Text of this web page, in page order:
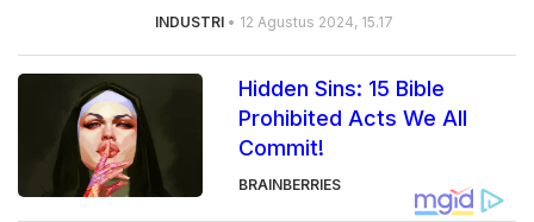
INDUSTRI • 12 Agustus 2024, 15.17
Hidden Sins: 15 Bible
Prohibited Acts We All
Commit!
BRAINBERRIES